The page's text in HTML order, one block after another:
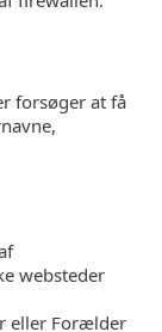
forsøger at få
websteder
eller Forælder